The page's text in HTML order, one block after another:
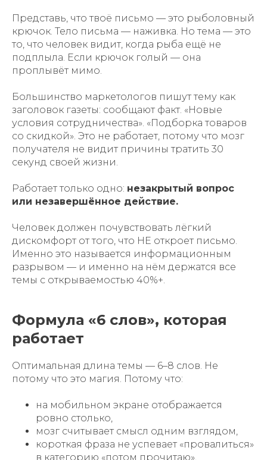
Представь, что твоё письмо — это рыболовный
крючок. Тело письма — наживка. Но тема — это
то, что человек видит, когда рыба ещё не
подплыла. Если крючок голый — она
проплывёт мимо.
Большинство маркетологов пишут тему как
заголовок газеты: сообщают факт. «Новые
условия сотрудничества». «Подборка товаров
со скидкой». Это не работает, потому что мозг
получателя не видит причины тратить 30
секунд своей жизни.
Работает только одно: незакрытый вопрос
или незавершённое действие.
Человек должен почувствовать лёгкий
дискомфорт от того, что НЕ откроет письмо.
Именно это называется информационным
разрывом — и именно на нём держатся все
темы с открываемостью 40%+.
Формула «6 слов», которая
работает
Оптимальная длина темы — 6–8 слов. Не
потому что это магия. Потому что:
на мобильном экране отображается
ровно столько,
мозг считывает смысл одним взглядом,
короткая фраза не успевает «провалиться»
в категорию «потом прочитаю».